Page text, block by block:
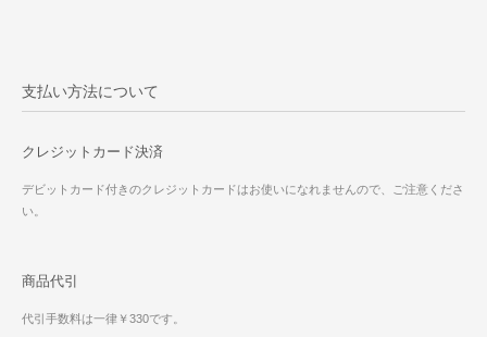
支払い方法について
クレジットカード決済
デビットカード付きのクレジットカードはお使いになれませんので、ご注意くださ
い。
商品代引
代引手数料は一律￥330です。